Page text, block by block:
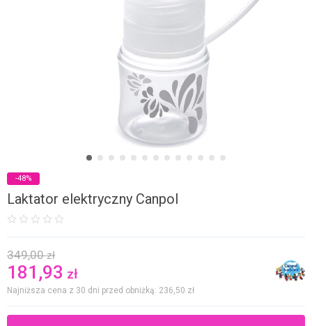
Laktator elektryczny Canpol
349,00zł
181,93 zł
Najniższa cena z 30 dni przed obniżką: 236,50 zł
-48%